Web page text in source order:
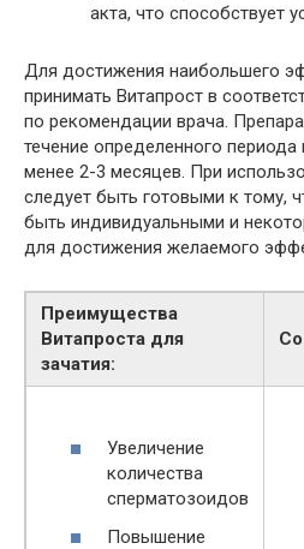
акта, что способствует
Для достижения наибольшего
принимать Витапрост в
по рекомендации врача.
течение определенного
менее 2-3 месяцев. При
следует быть готовыми к тому,
быть индивидуальными и
для достижения желаемого
Преимущества
Витапроста для
зачатия:
Увеличение
количества
сперматозоидов
Повышение